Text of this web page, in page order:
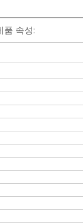
품 속성: